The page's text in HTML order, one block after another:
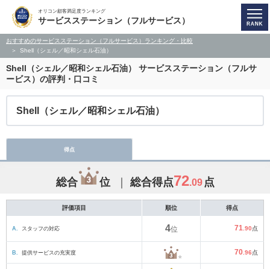
オリコン顧客満足度ランキング
サービスステーション（フルサービス）
おすすめのサービスステーション（フルサービス）ランキング・比較
Shell（シェル／昭和シェル石油）
Shell（シェル／昭和シェル石油）
サービスステーション（フルサ
ービス）の評判・口コミ
Shell（シェル／昭和シェル石油）
得点
総合 位 総合得点72.09 点
評価項目 順位 得点
A. スタッフの対応 4位 71 .90点
B. 提供サービスの充実度 70 .96点